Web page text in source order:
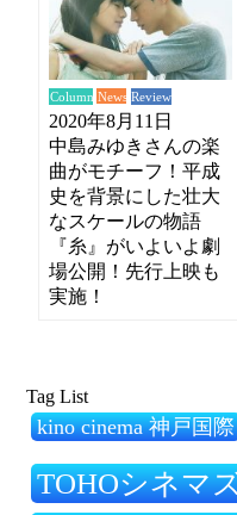
Column News Review
2020年8月11日
中島みゆきさんの楽
曲がモチーフ！平成
史を背景にした壮大
なスケールの物語
『糸』がいよいよ劇
場公開！先行上映も
実施！
Tag List
kino cinema 神戸国際
TOHOシネマ